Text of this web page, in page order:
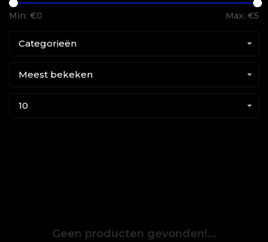
Min: €0 Max: €5
Categorieën
Meest bekeken
10
Geen producten gevonden!...